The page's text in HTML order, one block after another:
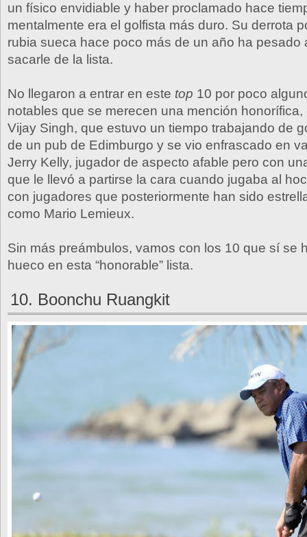
un físico envidiable y haber proclamado hace
mentalmente era el golfista más duro. Su derrota
rubia sueca hace poco más de un año ha pesado
sacarle de la lista.
No llegaron a entrar en este top 10 por poco
notables que se merecen una mención honorífica,
Vijay Singh, que estuvo un tiempo trabajando de
de un pub de Edimburgo y se vio enfrascado en
Jerry Kelly, jugador de aspecto afable pero con
que le llevó a partirse la cara cuando jugaba al
con jugadores que posteriormente han sido
como Mario Lemieux.
Sin más preámbulos, vamos con los 10 que sí se
hueco en esta “honorable” lista.
10. Boonchu Ruangkit